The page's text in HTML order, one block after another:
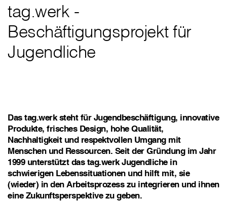
tag.werk -
Beschäftigungsprojekt für
Jugendliche
Das tag.werk steht für Jugendbeschäftigung, innovative
Produkte, frisches Design, hohe Qualität,
Nachhaltigkeit und respektvollen Umgang mit
Menschen und Ressourcen. Seit der Gründung im Jahr
1999 unterstützt das tag.werk Jugendliche in
schwierigen Lebenssituationen und hilft mit, sie
(wieder) in den Arbeitsprozess zu integrieren und ihnen
eine Zukunftsperspektive zu geben.